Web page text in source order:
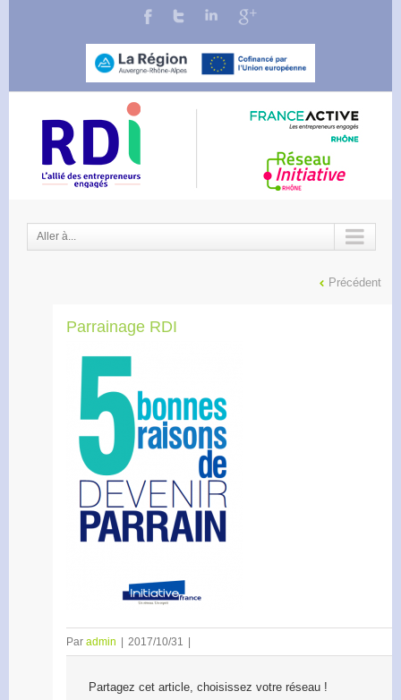
Aller à...
Précédent
Parrainage RDI
Par admin 2017/10/31
Partagez cet article, choisissez votre réseau !